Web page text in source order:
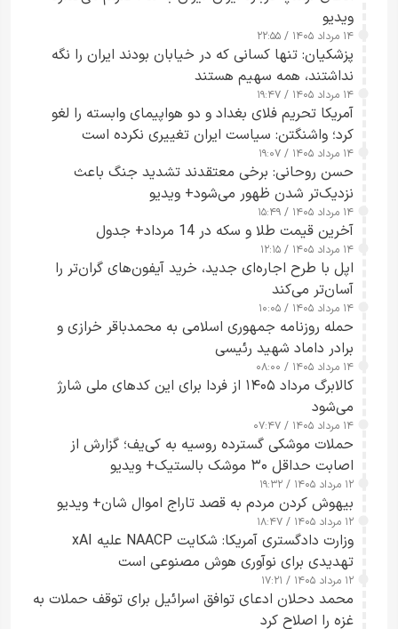
ویدیو
۱۴ مرداد ۱۴۰۵ / ۲۲:۵۵
پزشکیان: تنها کسانی که در خیابان بودند ایران را نگه
نداشتند، همه سهیم هستند
۱۴ مرداد ۱۴۰۵ / ۱۹:۴۷
آمریکا تحریم فلای بغداد و دو هواپیمای وابسته را لغو
کرد؛ واشنگتن: سیاست ایران تغییری نکرده است
۱۴ مرداد ۱۴۰۵ / ۱۹:۰۷
حسن روحانی: برخی معتقدند تشدید جنگ باعث
نزدیک‌تر شدن ظهور می‌شود+ ویدیو
۱۴ مرداد ۱۴۰۵ / ۱۵:۴۹
آخرین قیمت طلا و سکه در 14 مرداد+ جدول
۱۴ مرداد ۱۴۰۵ / ۱۲:۱۵
اپل با طرح اجاره‌ای جدید، خرید آیفون‌های گران‌تر را
آسان‌تر می‌کند
۱۴ مرداد ۱۴۰۵ / ۱۰:۰۵
حمله روزنامه جمهوری اسلامی به محمدباقر خرازی و
برادر داماد شهید رئیسی
۱۴ مرداد ۱۴۰۵ / ۰۸:۰۰
کالابرگ مرداد ۱۴۰۵ از فردا برای این کدهای ملی شارژ
می‌شود
۱۴ مرداد ۱۴۰۵ / ۰۷:۴۷
حملات موشکی گسترده روسیه به کی‌یف؛ گزارش از
اصابت حداقل ۳۰ موشک بالستیک+ ویدیو
۱۲ مرداد ۱۴۰۵ / ۱۹:۳۲
بیهوش کردن مردم به قصد تاراج اموال شان+ ویدیو
۱۲ مرداد ۱۴۰۵ / ۱۸:۴۷
وزارت دادگستری آمریکا: شکایت NAACP علیه xAI
تهدیدی برای نوآوری هوش مصنوعی است
۱۲ مرداد ۱۴۰۵ / ۱۷:۲۱
محمد دحلان ادعای توافق اسرائیل برای توقف حملات به
غزه را اصلاح کرد